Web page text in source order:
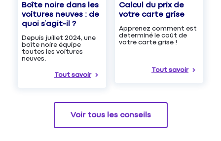
Boîte noire dans les
voitures neuves : de
quoi s’agit-il ?
Depuis juillet 2024, une
boîte noire équipe
toutes les voitures
neuves.
Tout savoir
Calcul du prix de
votre carte grise
Apprenez comment est
determiné le coût de
votre carte grise !
Tout savoir
Voir tous les conseils